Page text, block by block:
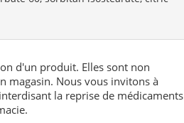
d'un produit. Elles sont non
magasin. Nous vous invitons à
la reprise de médicaments